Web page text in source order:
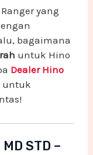
yang
bagaimana
untuk Hino
Dealer Hino
untuk
STD –